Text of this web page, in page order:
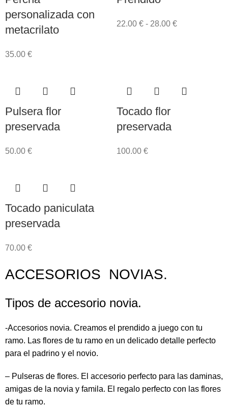
personalizada con
metacrilato
35.00 €
22.00 € - 28.00 €
Pulsera flor
preservada
50.00 €
Tocado flor
preservada
100.00 €
Tocado paniculata
preservada
70.00 €
ACCESORIOS NOVIAS.
Tipos de accesorio novia.
-Accesorios novia. Creamos el prendido a juego con tu
ramo. Las flores de tu ramo en un delicado detalle perfecto
para el padrino y el novio.
– Pulseras de flores. El accesorio perfecto para las daminas,
amigas de la novia y famila. El regalo perfecto con las flores
de tu ramo.